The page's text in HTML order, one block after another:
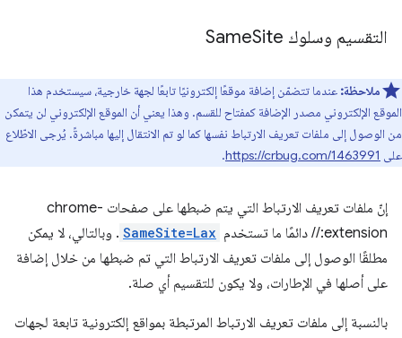
التقسيم وسلوك Same Site
ملاحظة: عندما تتضمّن إضافة موقعًا إلكترونيًا تابعًا لجهة خارجية، سيستخدم هذا
الموقع الإلكتروني مصدر الإضافة كمفتاح للقسم. وهذا يعني أن الموقع الإلكتروني لن يتمكن
من الوصول إلى ملفات تعريف الارتباط نفسها كما لو تم الانتقال إليها مباشرةً. يُرجى الاطّلاع
على https://crbug.com/1463991
.
إنّ ملفات تعريف الارتباط التي يتم ضبطها على صفحات chrome-
extension:// دائمًا ما تستخدم
SameSite=Lax . وبالتالي، لا يمكن
مطلقًا الوصول إلى ملفات تعريف الارتباط التي تم ضبطها من خلال إضافة
على أصلها في الإطارات، ولا يكون للتقسيم أي صلة.
بالنسبة إلى ملفات تعريف الارتباط المرتبطة بمواقع إلكترونية تابعة لجهات